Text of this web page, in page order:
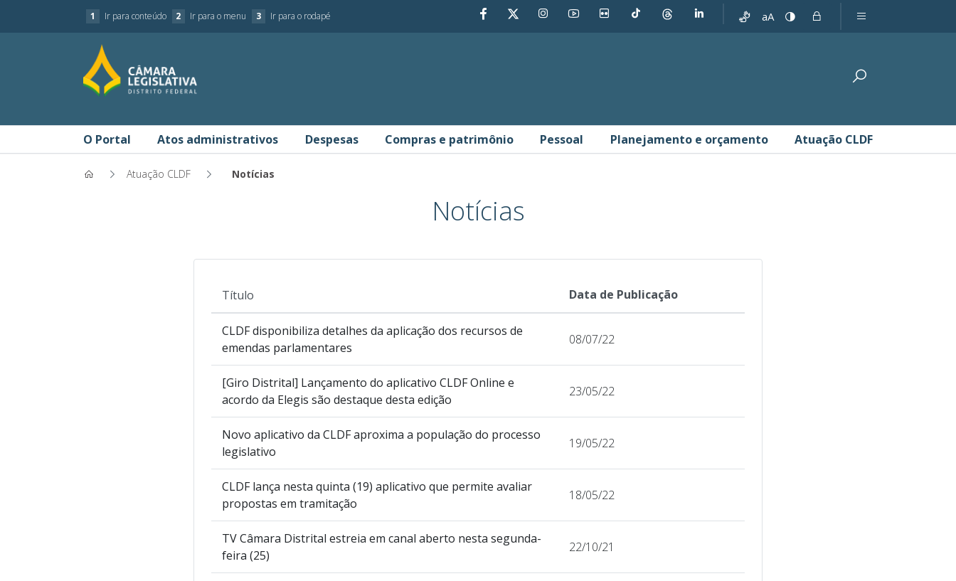
1 Ir para conteúdo 2 Ir para o menu 3 Ir para o rodapé aA
O Portal Atos administrativos Despesas Compras e patrimônio Pessoal Planejamento e orçamento Atuação CLDF
Atuação CLDF Notícias
Notícias
Título Data de Publicação
CLDF disponibiliza detalhes da aplicação dos recursos de
emendas parlamentares
08/07/22
[Giro Distrital] Lançamento do aplicativo CLDF Online e
acordo da Elegis são destaque desta edição
23/05/22
Novo aplicativo da CLDF aproxima a população do processo
legislativo
19/05/22
CLDF lança nesta quinta (19) aplicativo que permite avaliar
propostas em tramitação
18/05/22
TV Câmara Distrital estreia em canal aberto nesta segunda-
feira (25)
22/10/21